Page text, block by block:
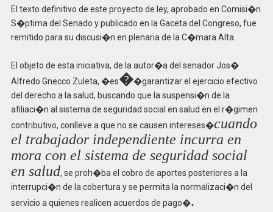
El texto definitivo de este proyecto de ley, aprobado en Comisi�n
S�ptima del Senado y publicado en la Gaceta del Congreso, fue
remitido para su discusi�n en plenaria de la C�mara Alta.
El objeto de esta iniciativa, de la autor�a del senador Jos�
Alfredo Gnecco Zuleta, �es��garantizar el ejercicio efectivo
del derecho a la salud, buscando que la suspensi�n de la
afiliaci�n al sistema de seguridad social en salud en el r�gimen
contributivo, conlleve a que no se causen intereses�cuando
el trabajador independiente incurra en
mora con el sistema de seguridad social
en salud, se proh�ba el cobro de aportes posteriores a la
interrupci�n de la cobertura y se permita la normalizaci�n del
servicio a quienes realicen acuerdos de pago�.